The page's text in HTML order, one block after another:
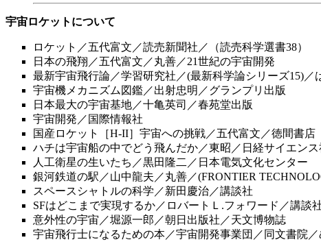
宇宙ロケットについて
ロケット／五代富文／読売新聞社／（読売科学選書38）
日本の飛翔／五代富文／丸善／21世紀の宇宙開発
最新宇宙飛行論／学習研究社／(最新科学論シリーズ15)／
宇宙機メカニズム図鑑／出射忠明／グランプリ出版
日本最大の宇宙基地／十亀英司／春苑堂出版
宇宙開発／国際情報社
国産ロケット［H-II］宇宙への挑戦／五代富文／徳間書店
ハチは宇宙船の中でどう飛んだか／東昭／日経サイエンス
人工衛星の生いたち／黒田隆二／日本電気文化センター
銀河鉄道の駅／山中龍夫／丸善／(FRONTIER
スペースシャトルの科学／新田慶治／講談社
SFはどこまで実現するか／ロバートＬ.フォワード／講談
意外性の宇宙／堀源一郎／朝日出版社／天文博物誌
宇宙飛行士になるための本／宇宙開発事業団／同文書院